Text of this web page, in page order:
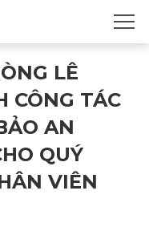
LÊ
CÔNG TÁC
AN
QUÝ
VIÊN